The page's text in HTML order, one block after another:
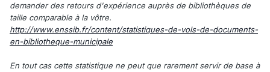
demander des retours d'expérience auprès de bibliothèques de
taille comparable à la vôtre.
http://www.enssib.fr/content/statistiques-de-vols-de-documents-
en-bibliotheque-municipale
En tout cas cette statistique ne peut que rarement servir de base à